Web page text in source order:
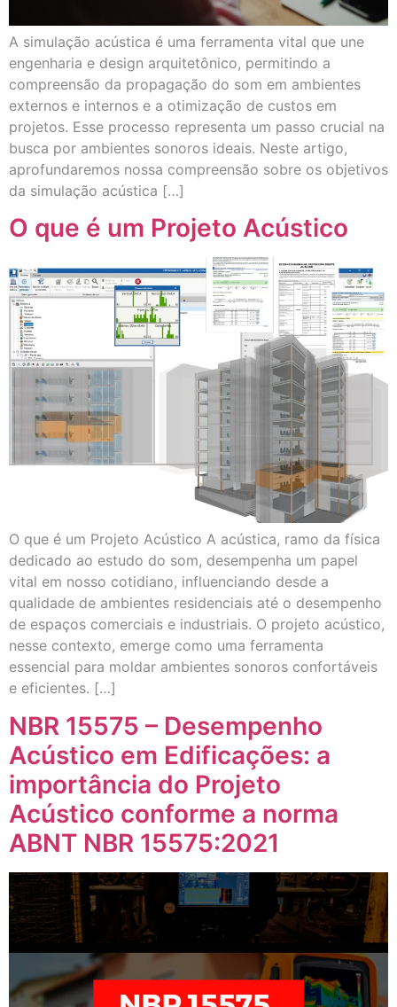
A simulação acústica é uma ferramenta vital que une
engenharia e design arquitetônico, permitindo a
compreensão da propagação do som em ambientes
externos e internos e a otimização de custos em
projetos. Esse processo representa um passo crucial na
busca por ambientes sonoros ideais. Neste artigo,
aprofundaremos nossa compreensão sobre os objetivos
da simulação acústica […]
O que é um Projeto Acústico
O que é um Projeto Acústico A acústica, ramo da física
dedicado ao estudo do som, desempenha um papel
vital em nosso cotidiano, influenciando desde a
qualidade de ambientes residenciais até o desempenho
de espaços comerciais e industriais. O projeto acústico,
nesse contexto, emerge como uma ferramenta
essencial para moldar ambientes sonoros confortáveis
e eficientes. […]
NBR 15575 – Desempenho
Acústico em Edificações: a
importância do Projeto
Acústico conforme a norma
ABNT NBR 15575:2021